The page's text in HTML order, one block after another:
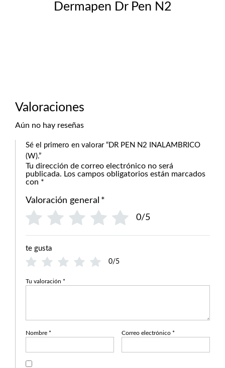
Dermapen Dr Pen N2
Valoraciones
Aún no hay reseñas
Sé el primero en valorar “DR PEN N2 INALAMBRICO
(W).”
Tu dirección de correo electrónico no será
publicada. Los campos obligatorios están marcados
con *
Valoración general *
0/5
te gusta
0/5
Tu valoración *
Nombre * Correo electrónico *